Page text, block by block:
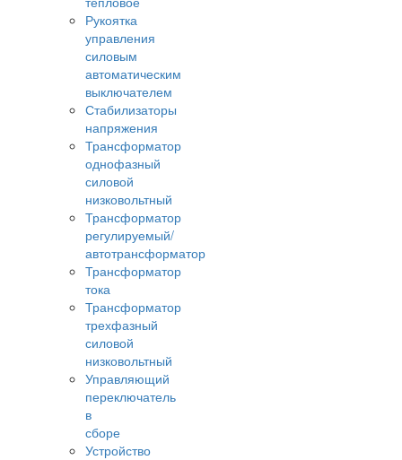
Рукоятка
управления
силовым
автоматическим
выключателем
Стабилизаторы
напряжения
Трансформатор
однофазный
силовой
низковольтный
Трансформатор
регулируемый/
автотрансформатор
Трансформатор
тока
Трансформатор
трехфазный
силовой
низковольтный
Управляющий
переключатель
в
сборе
Устройство